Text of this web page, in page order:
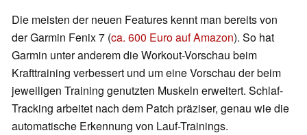
Die meisten der neuen Features kennt man bereits von
der Garmin Fenix 7 (ca. 600 Euro auf Amazon). So hat
Garmin unter anderem die Workout-Vorschau beim
Krafttraining verbessert und um eine Vorschau der beim
jeweiligen Training genutzten Muskeln erweitert. Schlaf-
Tracking arbeitet nach dem Patch präziser, genau wie die
automatische Erkennung von Lauf-Trainings.